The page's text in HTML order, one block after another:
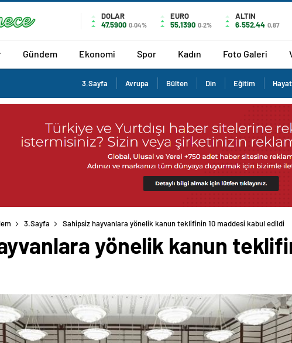
DOLAR
47,5900 0.04%
EURO
55,1390 0.2%
ALTIN
6.552,44 0,87
Gündem Ekonomi Spor Kadın Foto Galeri
3.Sayfa Avrupa Bülten Din Eğitim Hayat
3.Sayfa Sahipsiz hayvanlara yönelik kanun teklifinin 10 maddesi kabul edildi
yönelik kanun